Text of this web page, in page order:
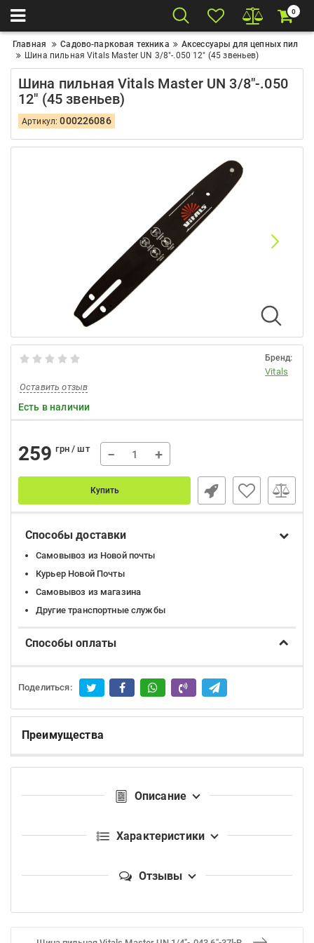
0
Главная Садово-парковая техника
Аксессуары для цепных пил
Шина пильная Vitals Master UN 3/8"-.050 12" (45 звеньев)
Шина пильная Vitals Master UN 3/8"-.050
12" (45 звеньев)
Артикул:000226086
Бренд:
Vitals
Оставить отзыв
Есть в наличии
259 грн / шт − +
Купить
Способы доставки
Самовывоз из Новой почты
Курьер Новой Почты
Самовывоз из магазина
Другие транспортные службы
Способы оплаты
Поделиться:
Преимущества
Описание
Характеристики
Отзывы